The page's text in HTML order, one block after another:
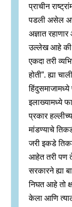
प्राचीन
पडली असेल असे
अज्ञात
उल्लेख आहे की
एकदा तरी
होती”. ह्या
इलाख्यामध्ये
प्रकार
मांडण्याचे
जरी इकडे
आहेत तरी पण
सरकारने ह्या
निघत आहे तो
केला आणि